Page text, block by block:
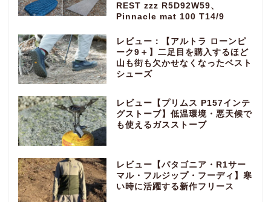
REST zzz R5D92W59、
Pinnacle mat 100 T14/9
レビュー：【アルトラ ローンピ
ーク9＋】二足目を購入するほど
山も街も欠かせなくなったベスト
シューズ
レビュー【プリムス P157インテ
グストーブ】低温環境・悪天候で
も使えるガスストーブ
レビュー【パタゴニア・R1サー
マル・フルジップ・フーディ】寒
い時に活躍する新作フリース